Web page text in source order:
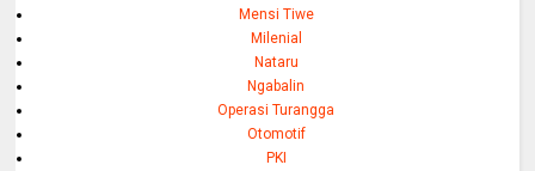
Mensi Tiwe
Milenial
Nataru
Ngabalin
Operasi Turangga
Otomotif
PKI